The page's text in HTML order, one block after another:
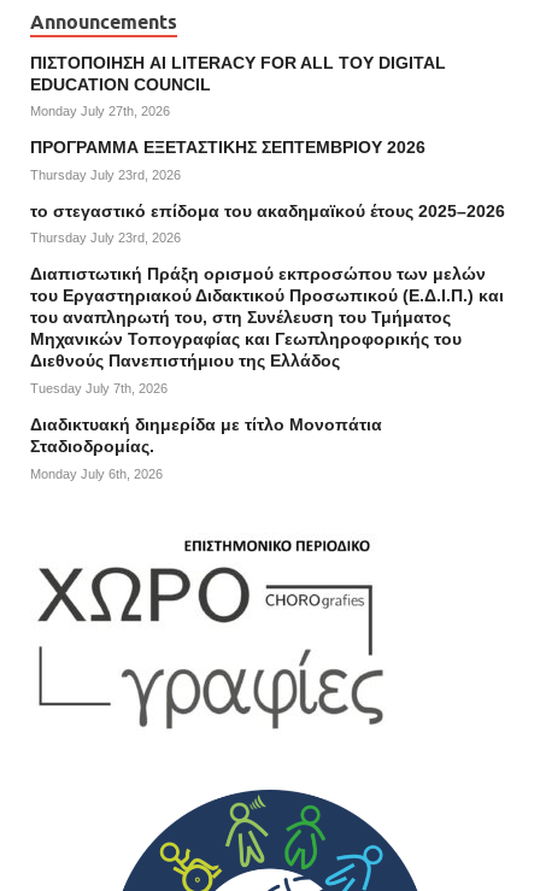
Announcements
ΠΙΣΤΟΠΟΙΗΣΗ AI LITERACY FOR ALL ΤΟΥ DIGITAL
EDUCATION COUNCIL
Monday July 27th, 2026
ΠΡΟΓΡΑΜΜΑ ΕΞΕΤΑΣΤΙΚΗΣ ΣΕΠΤΕΜΒΡΙΟΥ 2026
Thursday July 23rd, 2026
το στεγαστικό επίδομα του ακαδημαϊκού έτους 2025–2026
Thursday July 23rd, 2026
Διαπιστωτική Πράξη ορισμού εκπροσώπου των μελών
του Εργαστηριακού Διδακτικού Προσωπικού (Ε.Δ.Ι.Π.) και
του αναπληρωτή του, στη Συνέλευση του Τμήματος
Μηχανικών Τοπογραφίας και Γεωπληροφορικής του
Διεθνούς Πανεπιστήμιου της Ελλάδος
Tuesday July 7th, 2026
Διαδικτυακή διημερίδα με τίτλο Μονοπάτια
Σταδιοδρομίας.
Monday July 6th, 2026